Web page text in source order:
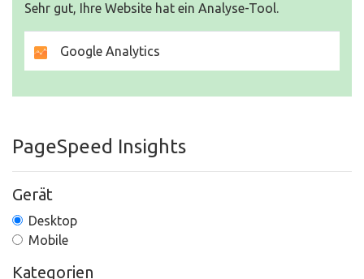
Sehr gut, Ihre Website hat ein Analyse-Tool.
Google Analytics
PageSpeed Insights
Gerät
Desktop
Mobile
Kategorien